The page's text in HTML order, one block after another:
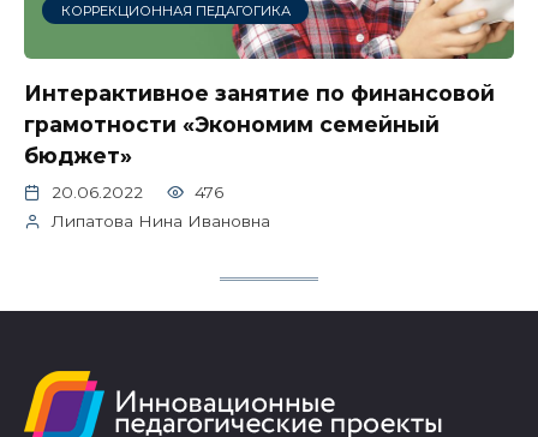
КОРРЕКЦИОННАЯ ПЕДАГОГИКА
Интерактивное занятие по финансовой
грамотности «Экономим семейный
бюджет»
20.06.2022
476
Липатова Нина Ивановна